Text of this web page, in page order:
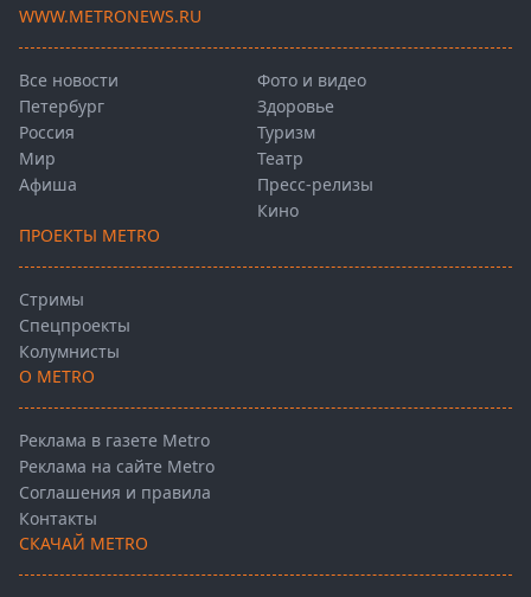
WWW.METRONEWS.RU
Все новости
Петербург
Россия
Мир
Афиша
Фото и видео
Здоровье
Туризм
Театр
Пресс-релизы
Кино
ПРОЕКТЫ METRO
Стримы
Спецпроекты
Колумнисты
О METRO
Реклама в газете Metro
Реклама на сайте Metro
Соглашения и правила
Контакты
СКАЧАЙ METRO